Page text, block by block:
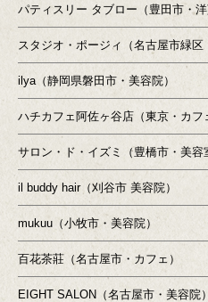
パティスリー タブロー（豊田市・洋
スタジオ・ポージィ（名古屋市緑区
ilya（静岡県磐田市・美容院）
ハチカフェ阿佐ヶ谷店（東京・カフ
サロン・ド・イズミ（豊橋市・美容
il buddy hair（刈谷市 美容院）
mukuu（小牧市・美容院）
百花茶莊（名古屋市・カフェ）
EIGHT SALON（名古屋市・美容院）